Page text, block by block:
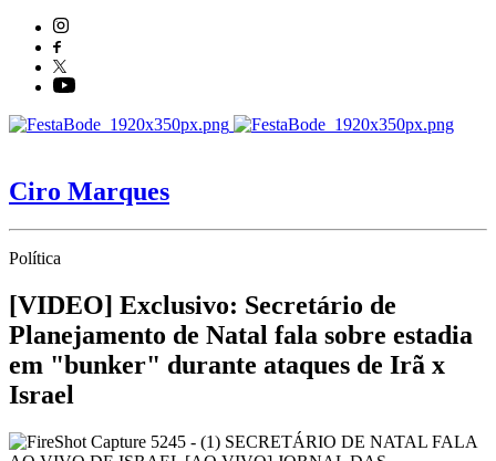
Ciro Marques
Política
[VIDEO] Exclusivo: Secretário de
Planejamento de Natal fala sobre estadia
em "bunker" durante ataques de Irã x
Israel